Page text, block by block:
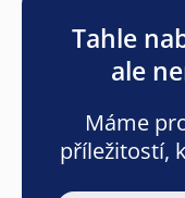
Tahle
ale
Máme
příležitostí,